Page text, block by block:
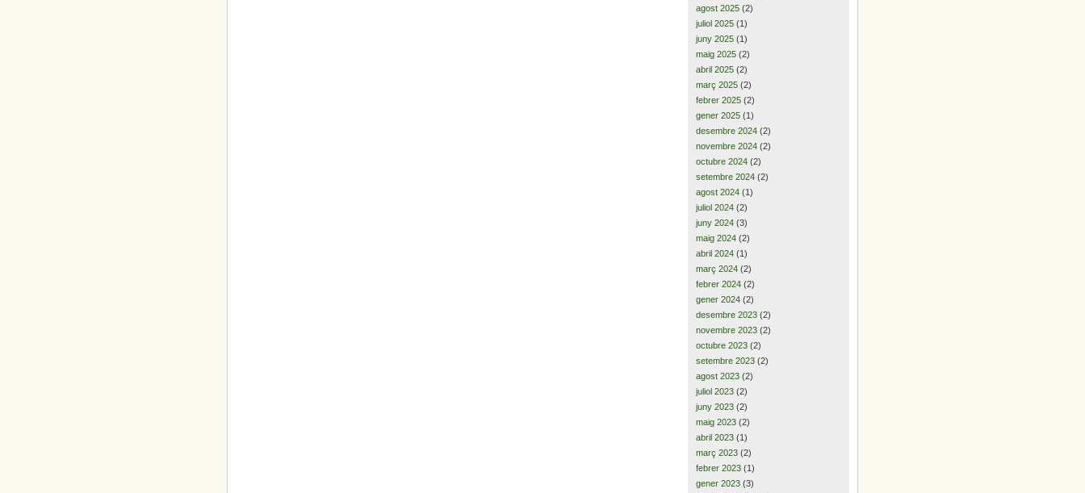
agost 2025 (2)
juliol 2025 (1)
juny 2025 (1)
maig 2025 (2)
abril 2025 (2)
març 2025 (2)
febrer 2025 (2)
gener 2025 (1)
desembre 2024 (2)
novembre 2024 (2)
octubre 2024 (2)
setembre 2024 (2)
agost 2024 (1)
juliol 2024 (2)
juny 2024 (3)
maig 2024 (2)
abril 2024 (1)
març 2024 (2)
febrer 2024 (2)
gener 2024 (2)
desembre 2023 (2)
novembre 2023 (2)
octubre 2023 (2)
setembre 2023 (2)
agost 2023 (2)
juliol 2023 (2)
juny 2023 (2)
maig 2023 (2)
abril 2023 (1)
març 2023 (2)
febrer 2023 (1)
gener 2023 (3)